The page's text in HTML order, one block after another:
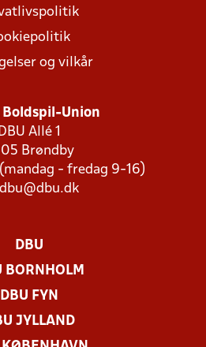
og vilkår
Boldspil-Union
DBU Allé 1
Brøndby
- fredag 9-16)
dbu@dbu.dk
DBU
BORNHOLM
DBU FYN
JYLLAND